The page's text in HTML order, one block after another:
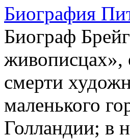
Биография
Биограф
живописцах»,
смерти
маленького
Голландии; в